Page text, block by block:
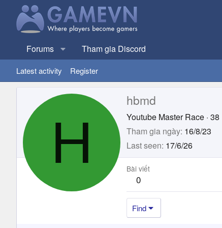
Forums Tham gia Discord
Latest activity Register
H
hbmd
Youtube Master Race · 38
Tham gia ngày 16/8/23
Last seen 17/6/26
Bài viết
0
Find